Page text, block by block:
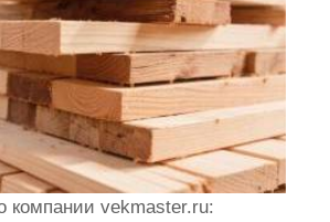
компании vekmaster.ru: